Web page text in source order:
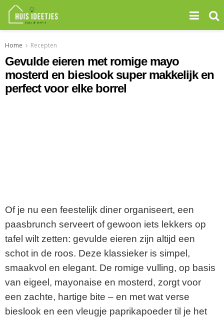
Home Recepten
Gevulde eieren met romige mayo
mosterd en bieslook super makkelijk en
perfect voor elke borrel
Of je nu een feestelijk diner organiseert, een
paasbrunch serveert of gewoon iets lekkers op
tafel wilt zetten: gevulde eieren zijn altijd een
schot in de roos. Deze klassieker is simpel,
smaakvol en elegant. De romige vulling, op basis
van eigeel, mayonaise en mosterd, zorgt voor
een zachte, hartige bite – en met wat verse
bieslook en een vleugje paprikapoeder til je het